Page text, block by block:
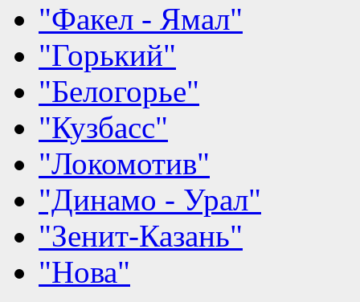
"Факел - Ямал"
"Горький"
"Белогорье"
"Кузбасс"
"Локомотив"
"Динамо - Урал"
"Зенит-Казань"
"Нова"